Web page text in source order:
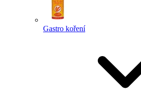
Gastro koření